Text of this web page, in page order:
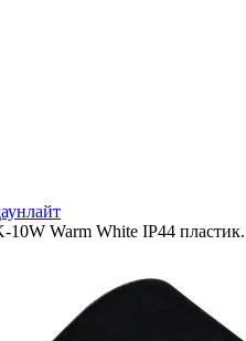
Warm White IP44